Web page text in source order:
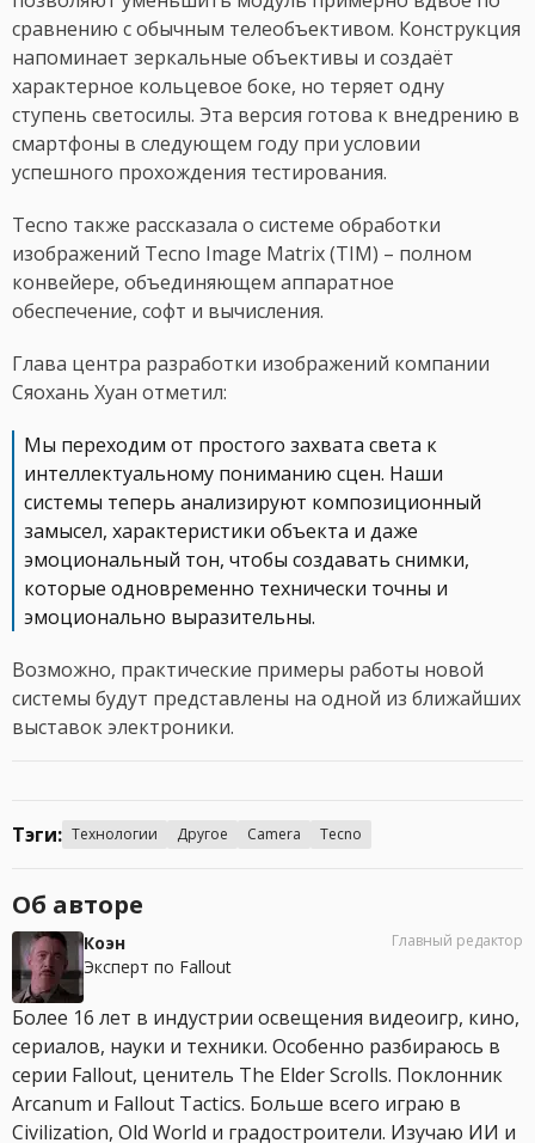
сравнению с обычным телеобъективом. Конструкция
напоминает зеркальные объективы и создаёт
характерное кольцевое боке, но теряет одну
ступень светосилы. Эта версия готова к внедрению в
смартфоны в следующем году при условии
успешного прохождения тестирования.
Tecno также рассказала о системе обработки
изображений Tecno Image Matrix (TIM) – полном
конвейере, объединяющем аппаратное
обеспечение, софт и вычисления.
Глава центра разработки изображений компании
Сяохань Хуан отметил:
Мы переходим от простого захвата света к
интеллектуальному пониманию сцен. Наши
системы теперь анализируют композиционный
замысел, характеристики объекта и даже
эмоциональный тон, чтобы создавать снимки,
которые одновременно технически точны и
эмоционально выразительны.
Возможно, практические примеры работы новой
системы будут представлены на одной из ближайших
выставок электроники.
Тэги: Технологии Другое Camera Tecno
Об авторе
Коэн
Эксперт по Fallout
Главный редактор
Более 16 лет в индустрии освещения видеоигр, кино,
сериалов, науки и техники. Особенно разбираюсь в
серии Fallout, ценитель The Elder Scrolls. Поклонник
Arcanum и Fallout Tactics. Больше всего играю в
Civilization, Old World и градостроители. Изучаю ИИ и